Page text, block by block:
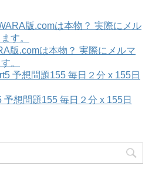
版.comは本物？ 実際にメル
す。
版.comは本物？ 実際にメルマ
。
予想問題155 毎日２分 x 155日
予想問題155 毎日２分 x 155日